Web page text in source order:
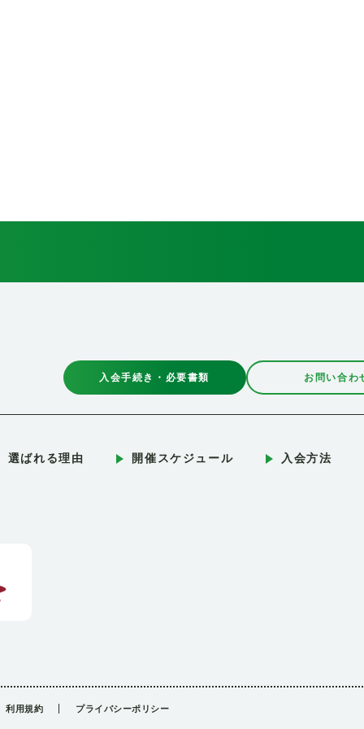
入会手続き・必要書類 お問い合わ
選ばれる理由 開催スケジュール 入会方法
利用規約 プライバシーポリシー